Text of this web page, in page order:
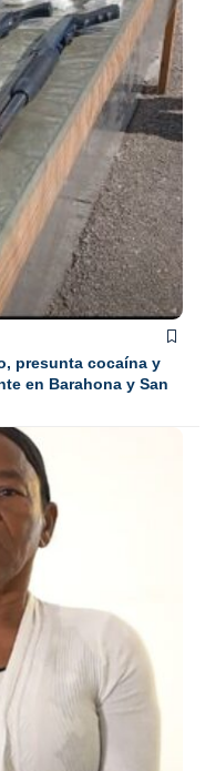
presunta cocaína y
en Barahona y San